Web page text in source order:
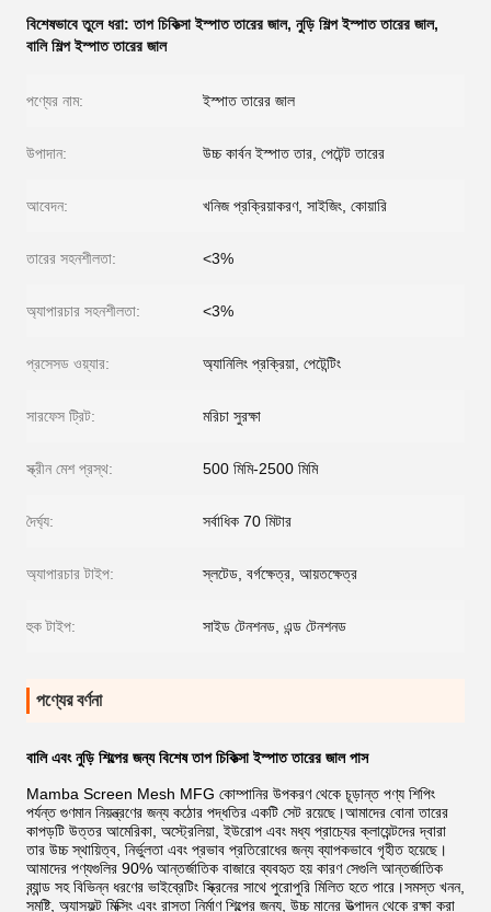
বিশেষভাবে তুলে ধরা:তাপ চিকিত্সা ইস্পাত তারের জাল, নুড়ি শিল্প ইস্পাত তারের জাল,
বালি শিল্প ইস্পাত তারের জাল
পণ্যের নাম: ইস্পাত তারের জাল
উপাদান: উচ্চ কার্বন ইস্পাত তার, পেটেন্ট তারের
আবেদন: খনিজ প্রক্রিয়াকরণ, সাইজিং, কোয়ারি
তারের সহনশীলতা: <3%
অ্যাপারচার সহনশীলতা: <3%
প্রসেসড ওয়্যার: অ্যানিলিং প্রক্রিয়া, পেটেন্টিং
সারফেস ট্রিট: মরিচা সুরক্ষা
স্ক্রীন মেশ প্রস্থ: 500 মিমি-2500 মিমি
দৈর্ঘ্য: সর্বাধিক 70 মিটার
অ্যাপারচার টাইপ: স্লটেড, বর্গক্ষেত্র, আয়তক্ষেত্র
হুক টাইপ: সাইড টেনশনড, এন্ড টেনশনড
পণ্যের বর্ণনা
বালি এবং নুড়ি শিল্পের জন্য বিশেষ তাপ চিকিত্সা ইস্পাত তারের জাল পাস
Mamba Screen Mesh MFG কোম্পানির উপকরণ থেকে চূড়ান্ত পণ্য শিপিং
পর্যন্ত গুণমান নিয়ন্ত্রণের জন্য কঠোর পদ্ধতির একটি সেট রয়েছে।আমাদের বোনা তারের
কাপড়টি উত্তর আমেরিকা, অস্ট্রেলিয়া, ইউরোপ এবং মধ্য প্রাচ্যের ক্লায়েন্টদের দ্বারা
তার উচ্চ স্থায়িত্ব, নির্ভুলতা এবং প্রভাব প্রতিরোধের জন্য ব্যাপকভাবে গৃহীত হয়েছে।
আমাদের পণ্যগুলির 90% আন্তর্জাতিক বাজারে ব্যবহৃত হয় কারণ সেগুলি আন্তর্জাতিক
ব্র্যান্ড সহ বিভিন্ন ধরণের ভাইব্রেটিং স্ক্রিনের সাথে পুরোপুরি মিলিত হতে পারে।সমস্ত খনন,
সমষ্টি, অ্যাসফল্ট মিক্সিং এবং রাস্তা নির্মাণ শিল্পের জন্য, উচ্চ মানের উত্পাদন থেকে রক্ষা করা